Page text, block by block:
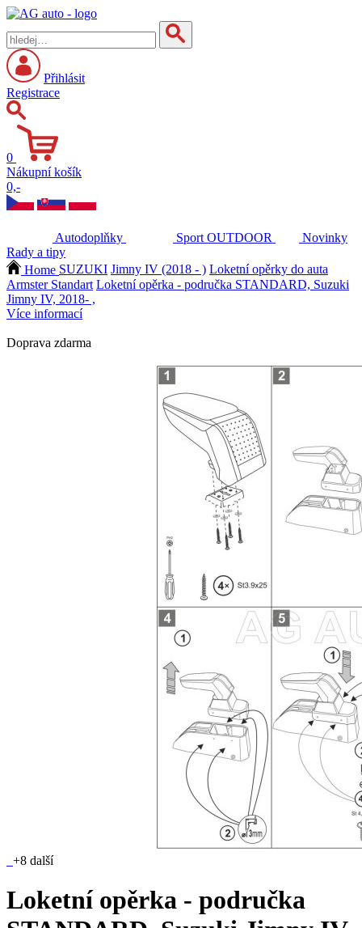
Přihlásit
Registrace
0
Nákupní košík
0,-
Autodoplňky Sport OUTDOOR
Novinky
Rady a tipy
Home SUZUKI Jimny IV (2018 - ) Loketní opěrky do auta
Armster Standart Loketní opěrka - područka STANDARD, Suzuki
Jimny IV, 2018- ,
Více informací
Doprava zdarma
+8 další
Loketní opěrka - područka